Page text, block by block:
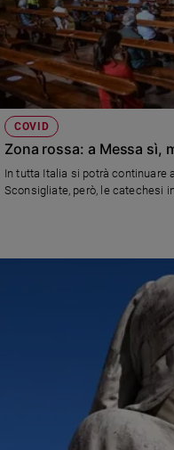
COVID
Zona rossa: a Messa sì,
In tutta Italia si potrà continuare
Sconsigliate, però, le catechesi